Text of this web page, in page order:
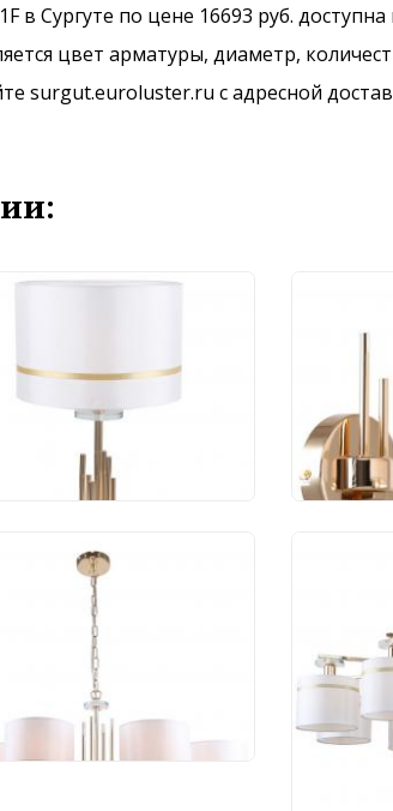
Сургуте по цене 16693 руб. доступна
цвет арматуры, диаметр,
surgut.euroluster.ru с адресной
руб.
Бра
1045/
4
Stilfort Chart
853 руб.